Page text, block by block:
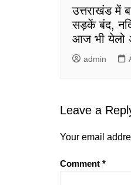
उत्तराखंड में
सड़कें बंद,
आज भी येलो
admin
Leave a
Your email
Comment *